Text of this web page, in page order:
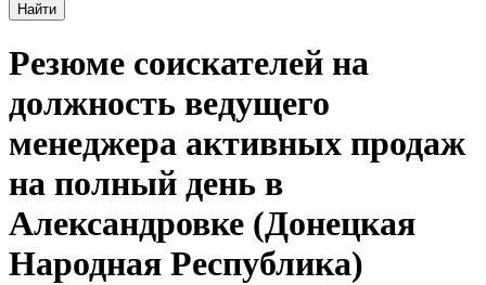
Найти
Резюме соискателей на
должность ведущего
менеджера активных продаж
на полный день в
Александровке (Донецкая
Народная Республика)